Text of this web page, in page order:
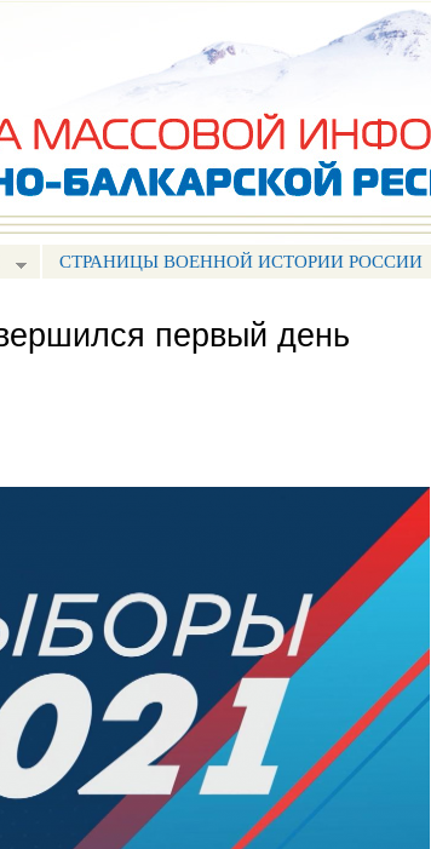
СТРАНИЦЫ ВОЕННОЙ ИСТОРИИ РОССИИ
первый день